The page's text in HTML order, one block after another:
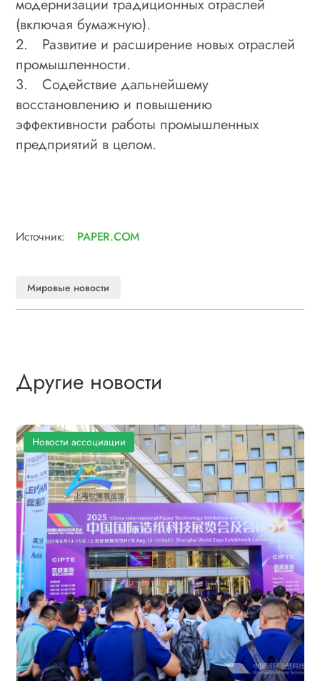
модернизации традиционных отраслей
(включая бумажную).
2.
Развитие и расширение новых отраслей
промышленности.
3.
Содействие дальнейшему
восстановлению и повышению
эффективности работы промышленных
предприятий в целом.
Источник: PAPER.COM
Мировые новости
Другие новости
Новости ассоциации